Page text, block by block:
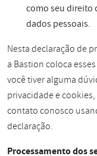
como seu direito
dados pessoais.
Nesta declaração de
a Bastion coloca
você tiver alguma
privacidade e
contato conosco
declaração.
Processamento dos